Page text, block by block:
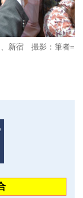
、新宿 撮影：筆者=